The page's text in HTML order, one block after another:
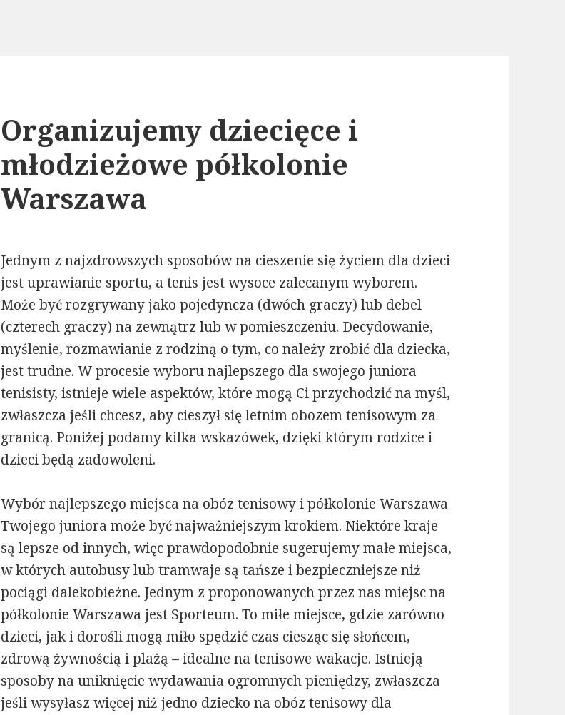
Organizujemy dziecięce i
młodzieżowe półkolonie
Warszawa
Jednym z najzdrowszych sposobów na cieszenie się życiem dla dzieci
jest uprawianie sportu, a tenis jest wysoce zalecanym wyborem.
Może być rozgrywany jako pojedyncza (dwóch graczy) lub debel
(czterech graczy) na zewnątrz lub w pomieszczeniu. Decydowanie,
myślenie, rozmawianie z rodziną o tym, co należy zrobić dla dziecka,
jest trudne. W procesie wyboru najlepszego dla swojego juniora
tenisisty, istnieje wiele aspektów, które mogą Ci przychodzić na myśl,
zwłaszcza jeśli chcesz, aby cieszył się letnim obozem tenisowym za
granicą. Poniżej podamy kilka wskazówek, dzięki którym rodzice i
dzieci będą zadowoleni.
Wybór najlepszego miejsca na obóz tenisowy i półkolonie Warszawa
Twojego juniora może być najważniejszym krokiem. Niektóre kraje
są lepsze od innych, więc prawdopodobnie sugerujemy małe miejsca,
w których autobusy lub tramwaje są tańsze i bezpieczniejsze niż
pociągi dalekobieżne. Jednym z proponowanych przez nas miejsc na
półkolonie Warszawa jest Sporteum. To miłe miejsce, gdzie zarówno
dzieci, jak i dorośli mogą miło spędzić czas ciesząc się słońcem,
zdrową żywnością i plażą – idealne na tenisowe wakacje. Istnieją
sposoby na uniknięcie wydawania ogromnych pieniędzy, zwłaszcza
jeśli wysyłasz więcej niż jedno dziecko na obóz tenisowy dla